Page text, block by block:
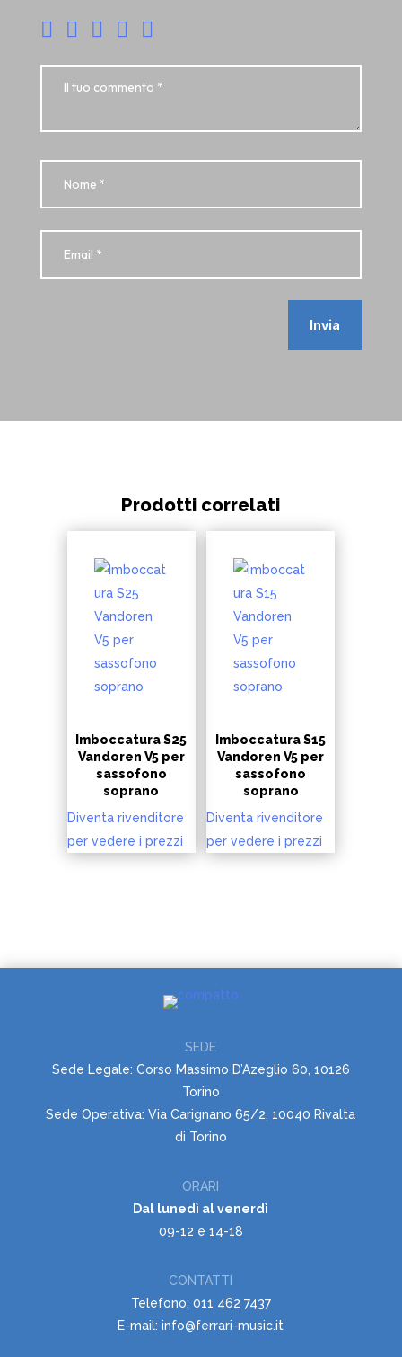
Invia
Prodotti correlati
Imboccatura S25
Vandoren V5 per
sassofono
soprano
Diventa rivenditore
per vedere i prezzi
Imboccatura S15
Vandoren V5 per
sassofono
soprano
Diventa rivenditore
per vedere i prezzi
SEDE
Sede Legale: Corso Massimo D’Azeglio 60, 10126
Torino
Sede Operativa: Via Carignano 65/2, 10040 Rivalta
di Torino
ORARI
Dal lunedì al venerdì
09-12 e 14-18
CONTATTI
Telefono: 011 462 7437
E-mail: info@ferrari-music.it